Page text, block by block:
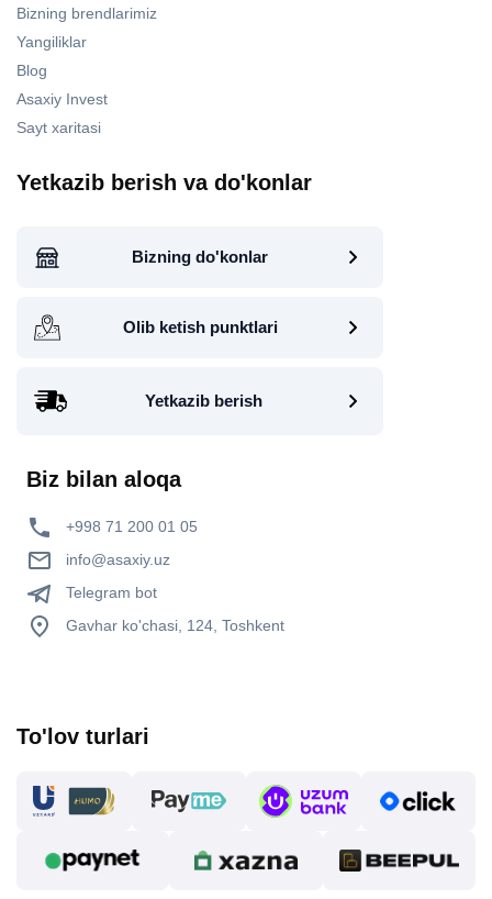
Bizning brendlarimiz
Yangiliklar
Blog
Asaxiy Invest
Sayt xaritasi
Yetkazib berish va do'konlar
Bizning do'konlar
Olib ketish punktlari
Yetkazib berish
Biz bilan aloqa
+998 71 200 01 05
info@asaxiy.uz
Telegram bot
Gavhar ko'chasi, 124, Toshkent
To'lov turlari